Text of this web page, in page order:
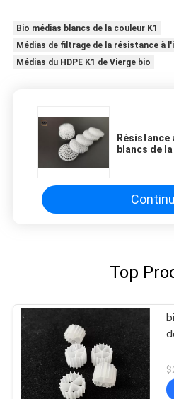
Bio médias blancs de la couleur K1
Médias de filtrage de la résistance à
Médias du HDPE K1 de Vierge bio
Résistance
blancs de
Top